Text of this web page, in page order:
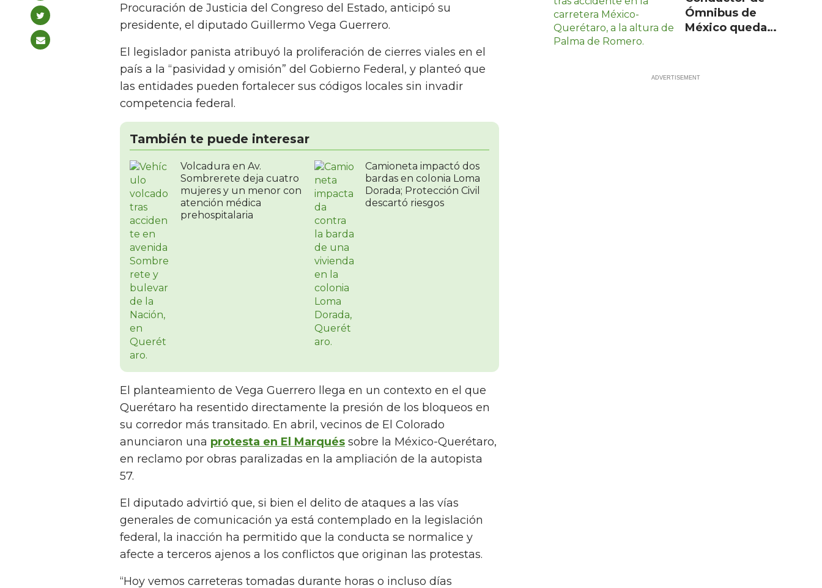
Procuración de Justicia del Congreso del Estado, anticipó su
presidente, el diputado Guillermo Vega Guerrero.
El legislador panista atribuyó la proliferación de cierres viales en el
país a la “pasividad y omisión” del Gobierno Federal, y planteó que
las entidades pueden fortalecer sus códigos locales sin invadir
competencia federal.
También te puede interesar
Volcadura en Av.
Sombrerete deja cuatro
mujeres y un menor con
atención médica
prehospitalaria
Camioneta impactó dos
bardas en colonia Loma
Dorada; Protección Civil
descartó riesgos
El planteamiento de Vega Guerrero llega en un contexto en el que
Querétaro ha resentido directamente la presión de los bloqueos en
su corredor más transitado. En abril, vecinos de El Colorado
anunciaron una protesta en El Marqués sobre la México-Querétaro,
en reclamo por obras paralizadas en la ampliación de la autopista
57.
El diputado advirtió que, si bien el delito de ataques a las vías
generales de comunicación ya está contemplado en la legislación
federal, la inacción ha permitido que la conducta se normalice y
afecte a terceros ajenos a los conflictos que originan las protestas.
“Hoy vemos carreteras tomadas durante horas o incluso días
Ómnibus de
México queda